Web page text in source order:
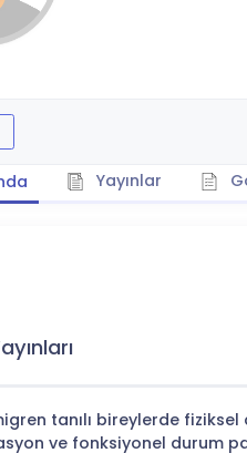
Yayınlar
tanılı bireylerde
ve fonksiyonel durum